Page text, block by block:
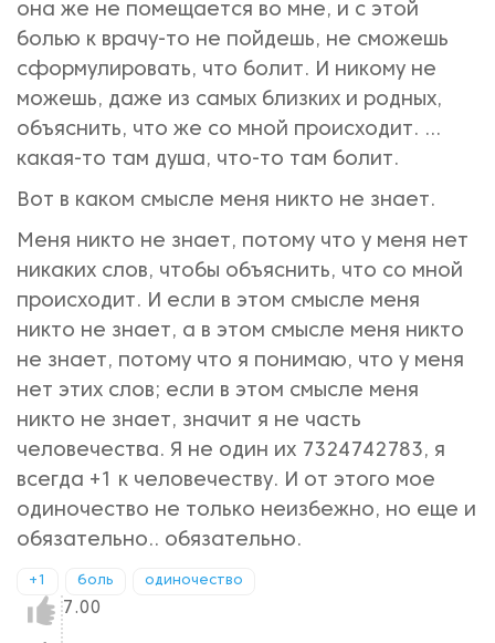
она же не помещается во мне, и с этой
болью к врачу-то не пойдешь, не сможешь
сформулировать, что болит. И никому не
можешь, даже из самых близких и родных,
объяснить, что же со мной происходит. ...
какая-то там душа, что-то там болит.
Вот в каком смысле меня никто не знает.
Меня никто не знает, потому что у меня нет
никаких слов, чтобы объяснить, что со мной
происходит. И если в этом смысле меня
никто не знает, а в этом смысле меня никто
не знает, потому что я понимаю, что у меня
нет этих слов; если в этом смысле меня
никто не знает, значит я не часть
человечества. Я не один их 7324742783, я
всегда +1 к человечеству. И от этого мое
одиночество не только неизбежно, но еще и
обязательно.. обязательно.
+1 боль одиночество
Нравится!
7.00